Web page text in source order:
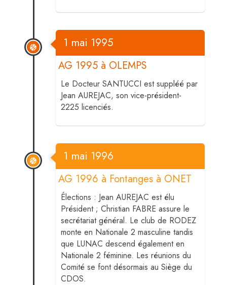
AG 1995 à OLEMPS
1 mai 1995
Le Docteur SANTUCCI est suppléé par
Jean AUREJAC, son vice-président-
2225 licenciés.
AG 1996 à Fontanges à ONET
1 mai 1996
Élections : Jean AUREJAC est élu
Président ; Christian FABRE assure le
secrétariat général. Le club de RODEZ
monte en Nationale 2 masculine tandis
que LUNAC descend également en
Nationale 2 féminine. Les réunions du
Comité se font désormais au Siège du
CDOS.